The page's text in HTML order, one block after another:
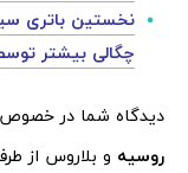
چگالی بیشتر
دیدگاه شما در خصوص
روسیه و بلاروس از